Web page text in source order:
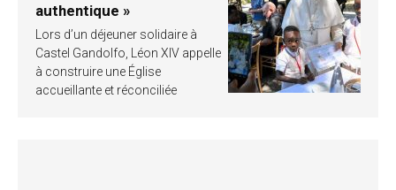
authentique »
Lors d’un déjeuner solidaire à
Castel Gandolfo, Léon XIV appelle
à construire une Église
accueillante et réconciliée